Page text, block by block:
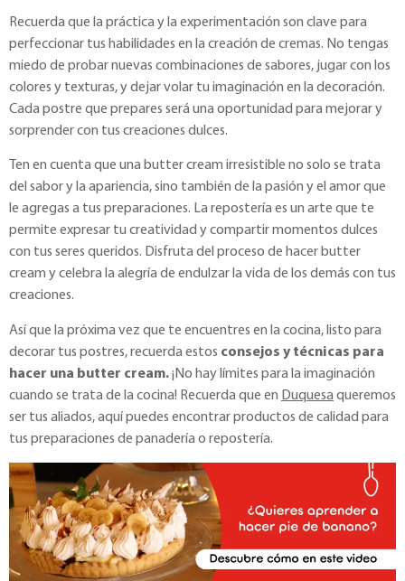
Recuerda que la práctica y la experimentación son clave para
perfeccionar tus habilidades en la creación de cremas. No tengas
miedo de probar nuevas combinaciones de sabores, jugar con los
colores y texturas, y dejar volar tu imaginación en la decoración.
Cada postre que prepares será una oportunidad para mejorar y
sorprender con tus creaciones dulces.
Ten en cuenta que una butter cream irresistible no solo se trata
del sabor y la apariencia, sino también de la pasión y el amor que
le agregas a tus preparaciones. La repostería es un arte que te
permite expresar tu creatividad y compartir momentos dulces
con tus seres queridos. Disfruta del proceso de hacer butter
cream y celebra la alegría de endulzar la vida de los demás con tus
creaciones.
Así que la próxima vez que te encuentres en la cocina, listo para
decorar tus postres, recuerda estos consejos y técnicas para
hacer una butter cream.¡No hay límites para la imaginación
cuando se trata de la cocina! Recuerda que en Duquesaqueremos
ser tus aliados, aquí puedes encontrar productos de calidad para
tus preparaciones de panadería o repostería.